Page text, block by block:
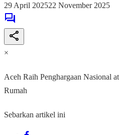
29 April 202522 November 2025
×
Aceh Raih Penghargaan Nasional
Rumah
Sebarkan artikel ini